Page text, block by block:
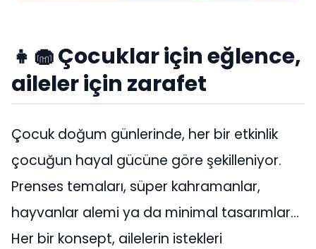
👧🧁 Çocuklar için eğlence,
aileler için zarafet
Çocuk doğum günlerinde, her bir etkinlik
çocuğun hayal gücüne göre şekilleniyor.
Prenses temaları, süper kahramanlar,
hayvanlar alemi ya da minimal tasarımlar…
Her bir konsept, ailelerin istekleri